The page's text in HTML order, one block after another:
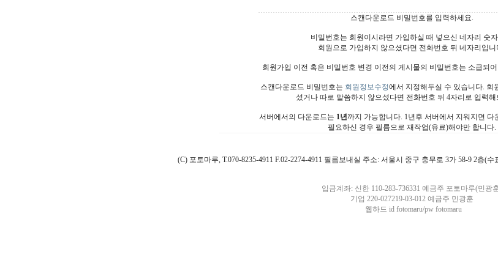
스캔다운로드 비밀번호를 입력하세요.
비밀번호는 회원이시라면 가입하실 때 넣으신 네자리 숫
회원으로 가입하지 않으셨다면 전화번호 뒤 네자리입니
회원가입 이전 혹은 비밀번호 변경 이전의 게시물의 비밀번호는 소급되
스캔다운로드 비밀번호는 회원정보수정에서 지정해두실 수 있습니다. 회
셨거나 따로 말씀하지 않으셨다면 전화번호 뒤 4자리로 입력해
서버에서의 다운로드는 1년까지 가능합니다. 1년후 서버에서 지워지면 다
필요하신 경우 필름으로 재작업(유료)해야만 합니다.
(C) 포토마루, T.070-8235-4911 F.02-2274-4911 필름보내실 주소: 서울시 중구 충무로 3가 58-9 2층(
입금계좌: 신한 110-283-736331 예금주 포토마루(민광
기업 220-027219-03-012 예금주 민광훈
웹하드 id fotomaru/pw fotomaru